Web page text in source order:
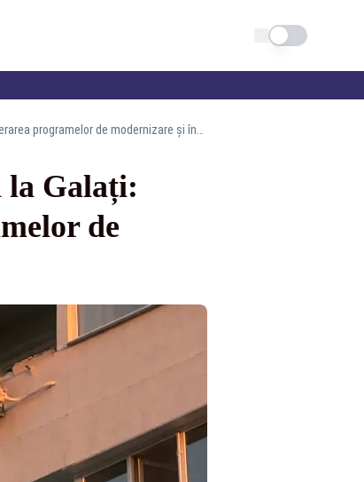
Schimba tema
la Galați:
de